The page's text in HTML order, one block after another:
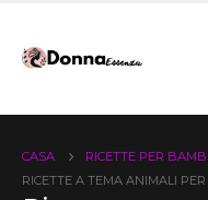
CASA
RICETTE PER
RICETTE A TEMA ANIMALI